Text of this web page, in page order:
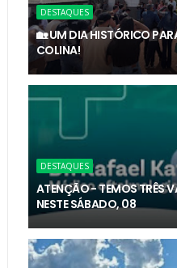
DESTAQUES
🏡 UM DIA HISTÓRICO
COLINA!
DESTAQUES
ATENÇÃO - TEMOS TRÊS
NESTE SÁBADO, 08